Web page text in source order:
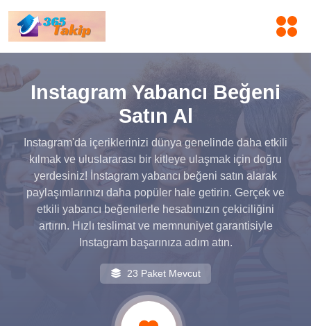
Instagram Yabancı Beğeni
Satın Al
Instagram'da içeriklerinizi dünya genelinde daha etkili
kılmak ve uluslararası bir kitleye ulaşmak için doğru
yerdesiniz! İnstagram yabancı beğeni satın alarak
paylaşımlarınızı daha popüler hale getirin. Gerçek ve
etkili yabancı beğenilerle hesabınızın çekiciliğini
artırın. Hızlı teslimat ve memnuniyet garantisiyle
Instagram başarınıza adım atın.
23 Paket Mevcut